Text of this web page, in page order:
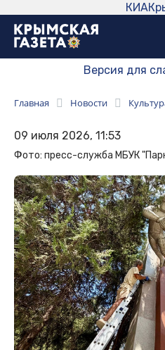
КИА
Версия для
Главная Новости
09 июля 2026, 11:53
Фото: пресс-служба МБУК